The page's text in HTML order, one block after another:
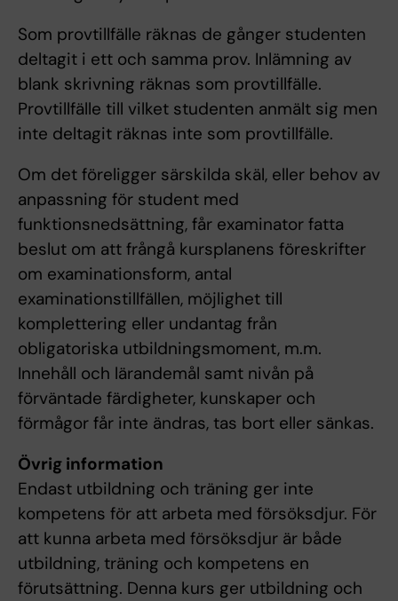
Som provtillfälle räknas de gånger studenten
deltagit i ett och samma prov. Inlämning av
blank skrivning räknas som provtillfälle.
Provtillfälle till vilket studenten anmält sig men
inte deltagit räknas inte som provtillfälle.
Om det föreligger särskilda skäl, eller behov av
anpassning för student med
funktionsnedsättning, får examinator fatta
beslut om att frångå kursplanens föreskrifter
om examinationsform, antal
examinationstillfällen, möjlighet till
komplettering eller undantag från
obligatoriska utbildningsmoment, m.m.
Innehåll och lärandemål samt nivån på
förväntade färdigheter, kunskaper och
förmågor får inte ändras, tas bort eller sänkas.
Övrig information
Endast utbildning och träning ger inte
kompetens för att arbeta med försöksdjur. För
att kunna arbeta med försöksdjur är både
utbildning, träning och kompetens en
förutsättning. Denna kurs ger utbildning och